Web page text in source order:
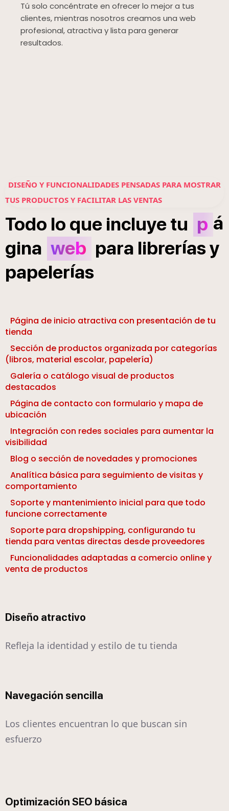
Tú solo concéntrate en ofrecer lo mejor a tus
clientes, mientras nosotros creamos una web
profesional, atractiva y lista para generar
resultados.
DISEÑO Y FUNCIONALIDADES PENSADAS PARA MOSTRAR
TUS PRODUCTOS Y FACILITAR LAS VENTAS
Todo lo que incluyetu p á
gina web para libreríasy
papelerías
Página de inicio atractiva con presentación de tu
tienda
Sección de productos organizada por categorías
(libros, material escolar, papelería)
Galería o catálogo visual de productos
destacados
Página de contacto con formulario y mapa de
ubicación
Integración con redes sociales para aumentar la
visibilidad
Blog o sección de novedades y promociones
Analítica básica para seguimiento de visitas y
comportamiento
Soporte y mantenimiento inicial para que todo
funcione correctamente
Soporte para dropshipping, configurando tu
tienda para ventas directas desde proveedores
Funcionalidades adaptadas a comercio online y
venta de productos
Diseño atractivo
Refleja la identidad y estilo de tu tienda
Navegación sencilla
Los clientes encuentran lo que buscan sin
esfuerzo
Optimización SEO básica